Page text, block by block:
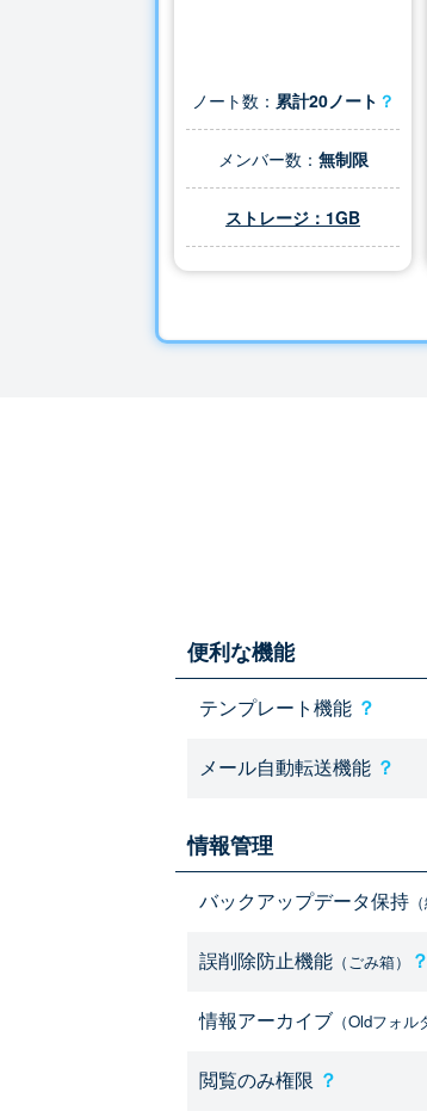
ノート数： 累計20ノート ？
メンバー数： 無制限
ストレージ：1GB
便利な機能
テンプレート機能 ？
メール自動転送機能 ？
情報管理
バックアップデータ保持
誤削除防止機能 （ごみ箱） ？
情報アーカイブ （Oldフォル
閲覧のみ権限 ？